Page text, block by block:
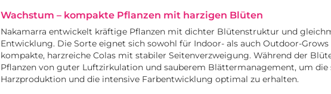
Wachstum – kompakte Pflanzen mit harzigen Blüten
Nakamarra entwickelt kräftige Pflanzen mit dichter Blütenstruktur und
Entwicklung. Die Sorte eignet sich sowohl für Indoor- als auch Outdoor-
kompakte, harzreiche Colas mit stabiler Seitenverzweigung. Während der
Pflanzen von guter Luftzirkulation und sauberem Blättermanagement, um die
Harzproduktion und die intensive Farbentwicklung optimal zu erhalten.